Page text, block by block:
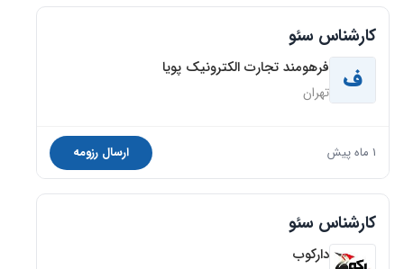
کارشناس سئو
ف فرهومند تجارت الکترونیک پویا
تهران
1 ماه پیش ارسال رزومه
کارشناس سئو
دارکوب